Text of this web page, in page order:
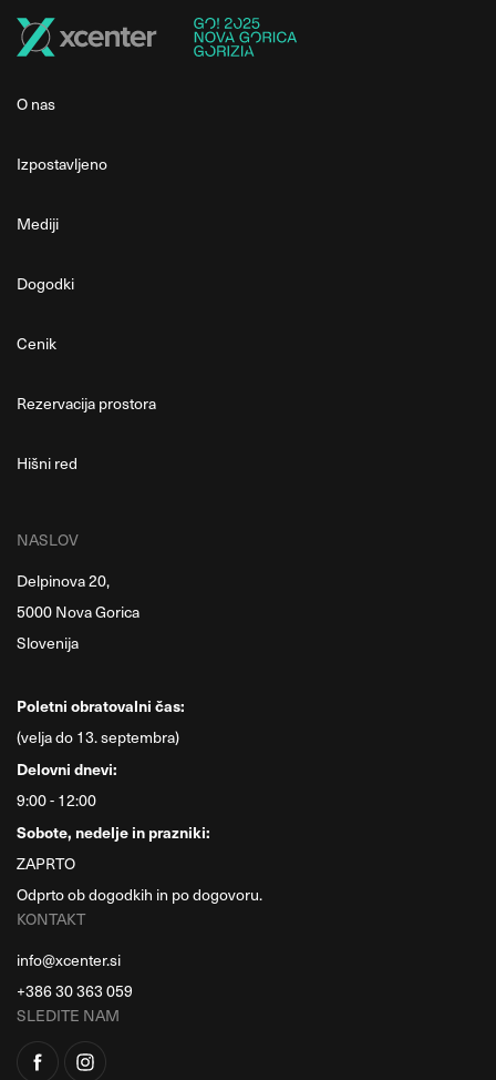
O nas
Izpostavljeno
Mediji
Dogodki
Cenik
Rezervacija prostora
Hišni red
NASLOV
Delpinova 20,
5000 Nova Gorica
Slovenija
Poletni obratovalni čas:
(velja do 13. septembra)
Delovni dnevi:
9:00 - 12:00
Sobote, nedelje in prazniki:
ZAPRTO
Odprto ob dogodkih in po dogovoru.
KONTAKT
info@xcenter.si
+386 30 363 059
SLEDITE NAM